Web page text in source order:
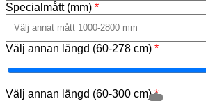
Specialmått (mm) *
Välj annan längd (60-278 cm) *
Välj annan längd (60-300 cm)*